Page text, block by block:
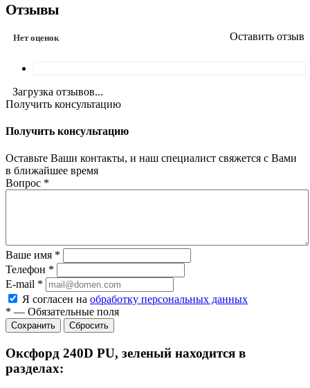
Отзывы
Нет оценок Оставить отзыв
Загрузка отзывов...
Получить консультацию
Получить консультацию
Оставьте Ваши контакты, и наш специалист свяжется с Вами
в ближайшее время
Вопрос *
Ваше имя *
Телефон *
E-mail *
Я согласен на обработку персональных данных
* — Обязательные поля
Сбросить
Оксфорд 240D PU, зеленый находится в
разделах: